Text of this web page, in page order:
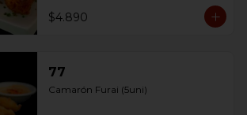
$4.890
77
Camarón Furai (5uni)